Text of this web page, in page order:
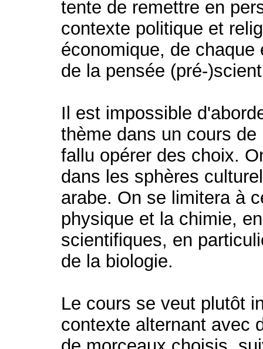
tente de remettre en
contexte politique et
économique, de
de la pensée (pré-
Il est impossible
thème dans un cours
fallu opérer des choix.
dans les sphères
arabe. On se limitera à
physique et la chimie,
scientifiques, en
de la biologie.
Le cours se veut plutôt
contexte alternant avec